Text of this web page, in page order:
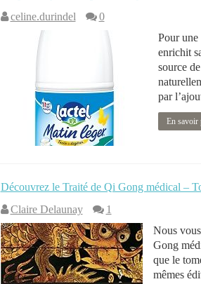
celine.durindel
0
Pour une
enrichit
source
par
En savoir
Découvrez le Traité de Qi Gong médical –
Claire Delaunay
1
Nous
Gong
que le
mêmes